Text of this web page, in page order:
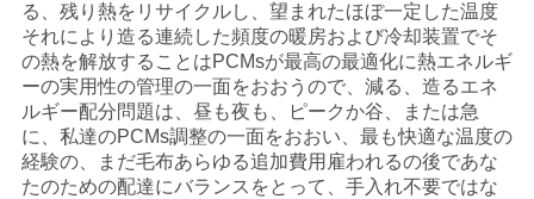
る、残り熱をリサイクルし、望まれたほぼ一定した温度
それにより造る連続した頻度の暖房および冷却装置でそ
の熱を解放することはPCMsが最高の最適化に熱エネルギ
ーの実用性の管理の一面をおおうので、減る、造るエネ
ルギー配分問題は、昼も夜も、ピークか谷、または急
に、私達のPCMs調整の一面をおおい、最も快適な温度の
経験の、まだ毛布あらゆる追加費用雇われるの後であな
たのための配達にバランスをとって、手入れ不要ではな